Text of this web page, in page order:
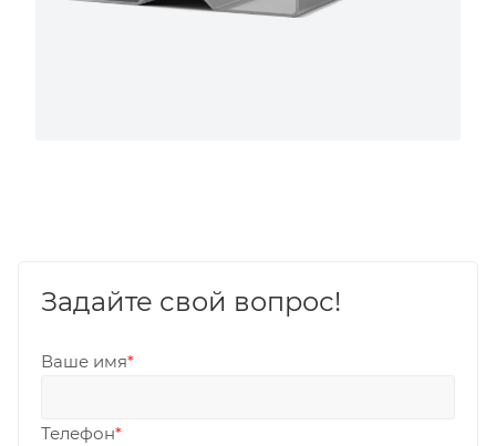
Задайте свой вопрос!
Ваше имя*
Телефон*